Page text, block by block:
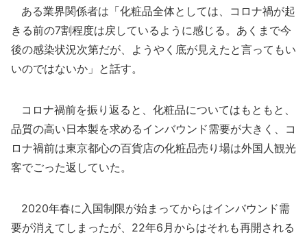
ある業界関係者は「化粧品全体としては、コロナ禍が起
きる前の7割程度は戻しているように感じる。あくまで今
後の感染状況次第だが、ようやく底が見えたと言ってもい
いのではないか」と話す。
コロナ禍前を振り返ると、化粧品についてはもともと、
品質の高い日本製を求めるインバウンド需要が大きく、コ
ロナ禍前は東京都心の百貨店の化粧品売り場は外国人観光
客でごった返していた。
2020年春に入国制限が始まってからはインバウンド需
要が消えてしまったが、22年6月からはそれも再開される